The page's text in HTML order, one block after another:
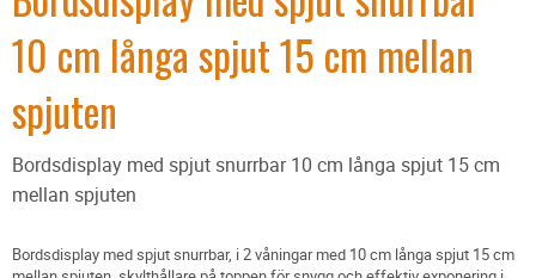
10 cm långa spjut 15 cm mellan
spjuten
Bordsdisplay med spjut snurrbar 10 cm långa spjut 15 cm
mellan spjuten
Bordsdisplay med spjut snurrbar, i 2 våningar med 10 cm långa spjut 15 cm